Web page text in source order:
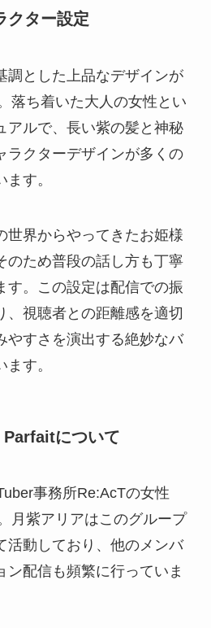
クター設定
調とした上品なデザインが
落ち着いた大人の女性とい
アルで、長い紫の髪と神秘
ラクターデザインが多くの
す。
世界からやってきたお姫様
のため普段の話し方も丁寧
す。この設定は配信での振
、視聴者との距離感を適切
やすさを演出する絶妙なバ
す。
Parfaitについて
事務所Re:AcTの女性
月紫アリアはこのグループ
活動しており、他のメンバ
ン配信も頻繁に行っていま